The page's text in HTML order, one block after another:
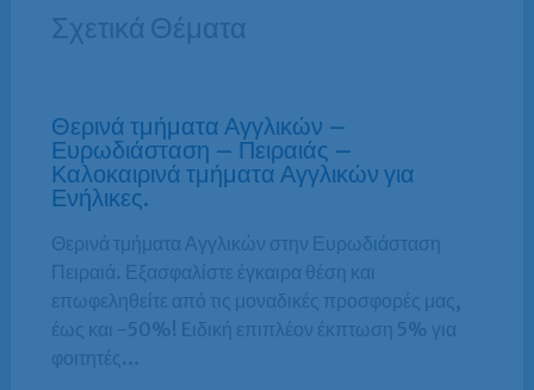
Σχετικά Θέματα
Θερινά τμήματα Αγγλικών –
Ευρωδιάσταση – Πειραιάς –
Καλοκαιρινά τμήματα Αγγλικών για
Ενήλικες.
Θερινά τμήματα Αγγλικών στην Ευρωδιάσταση
Πειραιά. Εξασφαλίστε έγκαιρα θέση και
επωφεληθείτε από τις μοναδικές προσφορές μας,
έως και -50%! Eιδική επιπλέον έκπτωση 5% για
φοιτητές…